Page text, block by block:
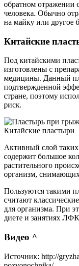
обратном отражении
человека. Обычно
на майку или другое
Китайские
Под китайскими
изготовлены с
медицины. Данный
подтвержденной
стране, поэтому
риск.
Китайские пластыри
Активный слой
содержит большое
растительного
организм,
Пользуются такими
считают
для организма. При
диете и занятиях
Видео ^
Источник: http://